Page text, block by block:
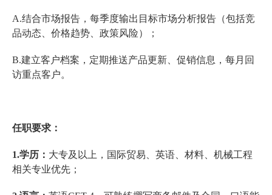
A.结合市场报告，每季度输出目标市场分析报告（包括竞
品动态、价格趋势、政策风险）；
B.建立客户档案，定期推送产品更新、促销信息，每月回
访重点客户。
任职要求：
1.学历： 大专及以上，国际贸易、英语、材料、机械工程
相关专业优先；